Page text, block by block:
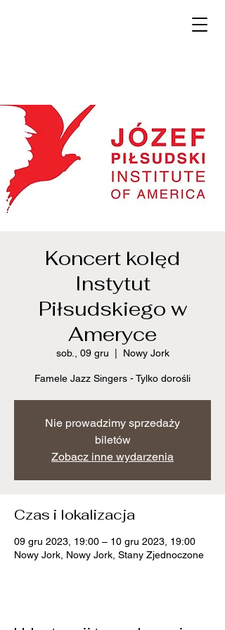
Koncert kolęd
Instytut
Piłsudskiego w
Ameryce
sob., 09 gru Nowy Jork
Famele Jazz Singers - Tylko dorośli
Nie prowadzimy sprzedaży
biletów
Zobacz inne wydarzenia
Czas i lokalizacja
09 gru 2023, 19:00 – 10 gru 2023, 19:00
Nowy Jork, Nowy Jork, Stany Zjednoczone